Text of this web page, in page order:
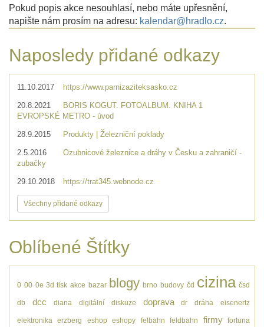
Pokud popis akce nesouhlasí, nebo máte upřesnění,
napište nám prosím na adresu: kalendar@hradlo.cz.
Naposledy přidané odkazy
11.10.2017 https://www.parnizaziteksasko.cz
20.8.2021
BORIS KOGUT. FOTOALBUM. KNIHA 1
EVROPSKÉ METRO - úvod
28.9.2015 Produkty | Železniční poklady
2.5.2016
Ozubnicové železnice a dráhy v Česku a zahraničí -
zubačky
29.10.2018 https://trat345.webnode.cz
Všechny přidané odkazy
Oblíbené Štítky
0 00 0e 3d tisk akce bazar blogy brno budovy čd cizina čsd
db dcc diana digitální diskuze doprava dr dráha eisenertz
elektronika erzberg eshop eshopy felbahn feldbahn firmy fortuna